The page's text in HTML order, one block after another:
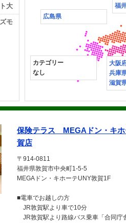
大
モ
福
大阪
兵庫
滋賀
広島県
カテゴリー
なし
保険テラス MEGAドン・キホ
賀店
〒914-0811
福井県敦賀市中央町1-5-5
MEGAドン・キホーテUNY敦賀1F
■電車でお越しの方
JR敦賀駅より車で10分
JR敦賀駅より路線バス乗車「合同